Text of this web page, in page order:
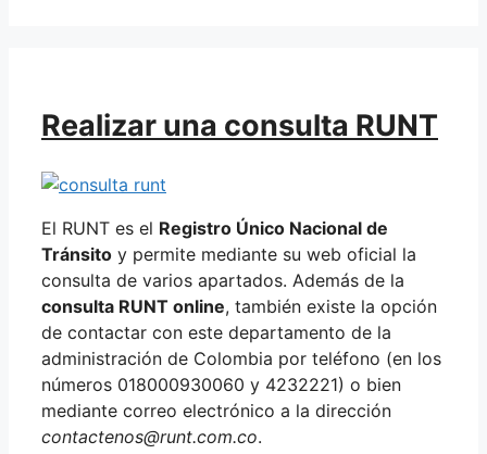
Realizar una consulta RUNT
El RUNT es el Registro Único Nacional de
Tránsito y permite mediante su web oficial la
consulta de varios apartados. Además de la
consulta RUNT online, también existe la opción
de contactar con este departamento de la
administración de Colombia por teléfono (en los
números 018000930060 y 4232221) o bien
mediante correo electrónico a la dirección
contactenos@runt.com.co.